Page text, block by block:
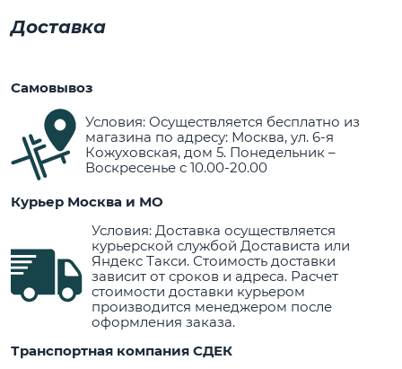
Доставка
Самовывоз
Условия: Осуществляется бесплатно из
магазина по адресу: Москва, ул. 6-я
Кожуховская, дом 5. Понедельник –
Воскресенье с 10.00-20.00
Курьер Москва и МО
Условия: Доставка осуществляется
курьерской службой Достависта или
Яндекс Такси. Стоимость доставки
зависит от сроков и адреса. Расчет
стоимости доставки курьером
производится менеджером после
оформления заказа.
Транспортная компания СДЕК